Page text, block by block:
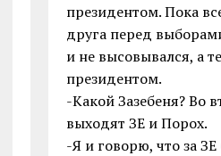
президентом. Пока
друга перед
и не высовывался, а
президентом.
-Какой Зазебеня? Во
выходят ЗЕ и Порох.
-Я и говорю, что за ЗЕ